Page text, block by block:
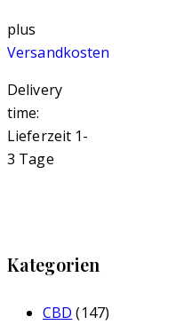
plus
Versandkosten
Delivery
time:
Lieferzeit 1-
3 Tage
Kategorien
CBD (147)